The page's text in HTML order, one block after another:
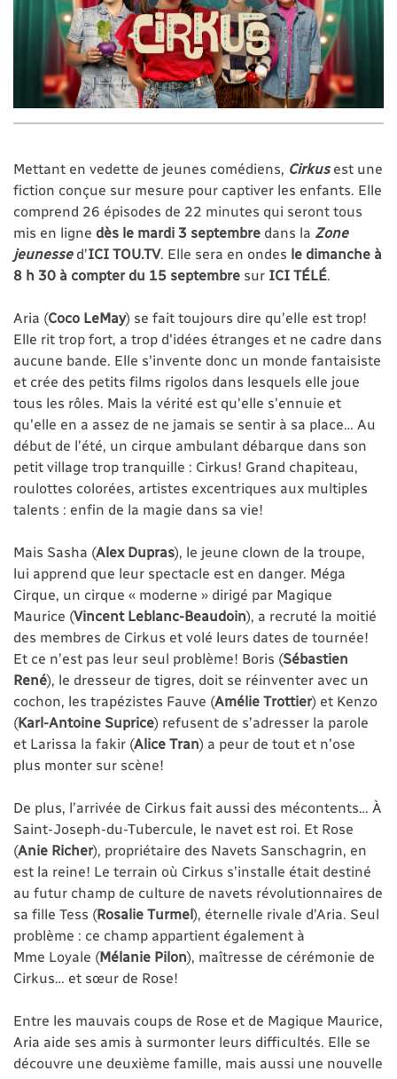
Mettant en vedette de jeunes comédiens, Cirkusest une
fiction conçue sur mesure pour captiver les enfants. Elle
comprend 26 épisodes de 22 minutes qui seront tous
mis en ligne dès le mardi 3 septembre dans la Zone
jeunessed’ICI TOU.TV. Elle sera en ondes le dimanche à
8 h 30 à compter du 15 septembre sur ICI TÉLÉ
Aria (Coco LeMay) se fait toujours dire qu’elle est trop!
Elle rit trop fort, a trop d'idées étranges et ne cadre dans
aucune bande. Elle s'invente donc un monde fantaisiste
et crée des petits films rigolos dans lesquels elle joue
tous les rôles. Mais la vérité est qu'elle s'ennuie et
qu'elle en a assez de ne jamais se sentir à sa place… Au
début de l’été, un cirque ambulant débarque dans son
petit village trop tranquille : Cirkus! Grand chapiteau,
roulottes colorées, artistes excentriques aux multiples
talents : enfin de la magie dans sa vie!
Mais Sasha (Alex Dupras), le jeune clown de la troupe,
lui apprend que leur spectacle est en danger. Méga
Cirque, un cirque « moderne » dirigé par Magique
Maurice (Vincent Leblanc-Beaudoin), a recruté la moitié
des membres de Cirkus et volé leurs dates de tournée!
Et ce n’est pas leur seul problème! Boris (Sébastien
René), le dresseur de tigres, doit se réinventer avec un
cochon, les trapézistes Fauve (Amélie Trottier) et Kenzo
(Karl-Antoine Suprice) refusent de s’adresser la parole
et Larissa la fakir (Alice Tran) a peur de tout et n’ose
plus monter sur scène!
De plus, l’arrivée de Cirkus fait aussi des mécontents… À
Saint-Joseph-du-Tubercule, le navet est roi. Et Rose
(Anie Richer), propriétaire des Navets Sanschagrin, en
est la reine! Le terrain où Cirkus s’installe était destiné
au futur champ de culture de navets révolutionnaires de
sa fille Tess (Rosalie Turmel), éternelle rivale d’Aria. Seul
problème : ce champ appartient également à
Mme Loyale (Mélanie Pilon), maîtresse de cérémonie de
Cirkus… et sœur de Rose!
Entre les mauvais coups de Rose et de Magique Maurice,
Aria aide ses amis à surmonter leurs difficultés. Elle se
découvre une deuxième famille, mais aussi une nouvelle